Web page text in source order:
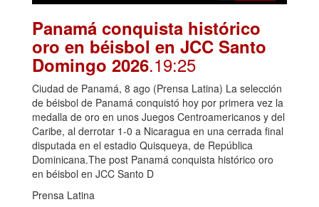
Panamá conquista histórico
oro en béisbol en JCC Santo
Domingo 2026.19:25
Ciudad de Panamá, 8 ago (Prensa Latina) La selección
de béisbol de Panamá conquistó hoy por primera vez la
medalla de oro en unos Juegos Centroamericanos y del
Caribe, al derrotar 1-0 a Nicaragua en una cerrada final
disputada en el estadio Quisqueya, de República
Dominicana.The post Panamá conquista histórico oro
en béisbol en JCC Santo D
Prensa Latina